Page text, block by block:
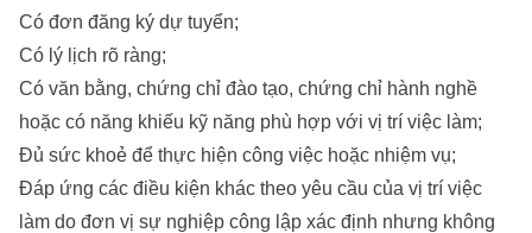
Có đơn đăng ký dự tuyển;
Có lý lịch rõ ràng;
Có văn bằng, chứng chỉ đào tạo, chứng chỉ hành nghề
hoặc có năng khiếu kỹ năng phù hợp với vị trí việc làm;
Đủ sức khoẻ để thực hiện công việc hoặc nhiệm vụ;
Đáp ứng các điều kiện khác theo yêu cầu của vị trí việc
làm do đơn vị sự nghiệp công lập xác định nhưng không